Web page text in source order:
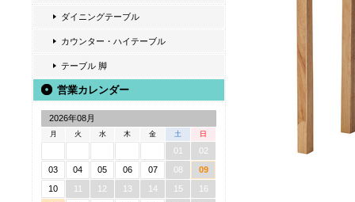
ダイニングテーブル
カウンター・ハイテーブル
テーブル 脚
営業カレンダー
2026年08月
月 火 水 木 金 土 日
01
02
03
04 05 06 07 08
09
10
11 12 13 14 15
16